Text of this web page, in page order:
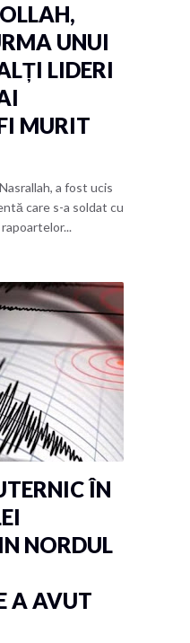
UNUI
LIDERI
MURIT
a fost ucis
care s-a soldat cu
ÎN
NORDUL
A AVUT